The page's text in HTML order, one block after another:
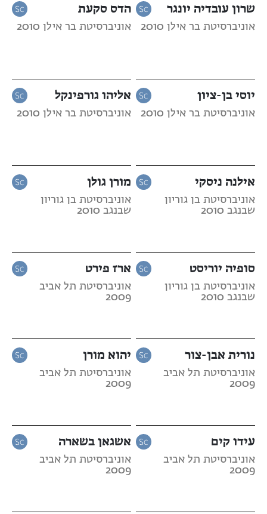
שרון עובדיה יונגר
אוניברסיטת בר אילן 2010
הדס סקעת
אוניברסיטת בר אילן 2010
יוסי בן-ציון
אוניברסיטת בר אילן 2010
אליהו גורפינקל
אוניברסיטת בר אילן 2010
אילנה ניסקי
אוניברסיטת בן גוריון
שבנגב 2010
מורן גולן
אוניברסיטת בן גוריון
שבנגב 2010
סופיה יוריסט
אוניברסיטת בן גוריון
שבנגב 2010
ארז פירט
אוניברסיטת תל אביב
2009
נורית אבן-צור
אוניברסיטת תל אביב
2009
יהוא מורן
אוניברסיטת תל אביב
2009
עידו קים
אוניברסיטת תל אביב
2009
אשגאן בשארה
אוניברסיטת תל אביב
2009